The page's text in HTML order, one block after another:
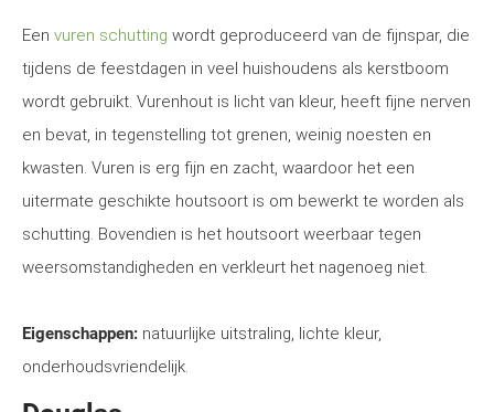
Een vuren schutting wordt geproduceerd van de fijnspar, die
tijdens de feestdagen in veel huishoudens als kerstboom
wordt gebruikt. Vurenhout is licht van kleur, heeft fijne nerven
en bevat, in tegenstelling tot grenen, weinig noesten en
kwasten. Vuren is erg fijn en zacht, waardoor het een
uitermate geschikte houtsoort is om bewerkt te worden als
schutting. Bovendien is het houtsoort weerbaar tegen
weersomstandigheden en verkleurt het nagenoeg niet.
Eigenschappen: natuurlijke uitstraling, lichte kleur,
onderhoudsvriendelijk.